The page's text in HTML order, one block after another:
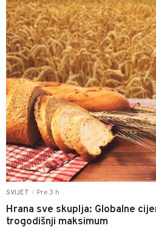
SVIJET Pre 3 h
Hrana sve skuplja: Globalne
trogodišnji maksimum